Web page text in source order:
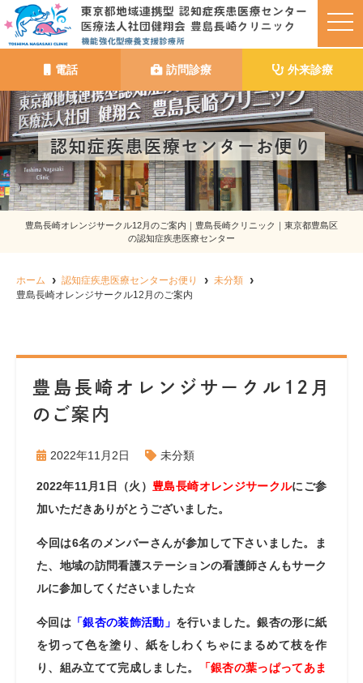
認知症疾患医療センターお便り
豊島長崎オレンジサークル12月のご案内｜豊島長崎クリニック｜東京都豊島区
の認知症疾患医療センター
t
o
n
a
v
i
g
a
t
i
o
n
電話 訪問診療 外来診療
ホーム 認知症疾患医療センターお便り
未分類
豊島長崎オレンジサークル12月のご案内
豊島長崎オレンジサークル12月
のご案内
2022年11月2日 未分類
2022年11月1日（火） 豊島長崎オレンジサークルにご参
加いただきありがとうございました。
今回は6名のメンバーさんが参加して下さいました。ま
た、地域の訪問看護ステーションの看護師さんもサーク
ルに参加してくださいました☆
今回は 「銀杏の装飾活動」 を行いました。銀杏の形に紙
を切って色を塗り、紙をしわくちゃにまるめて枝を作
り、組み立てて完成しました。
「銀杏の葉っぱってあま